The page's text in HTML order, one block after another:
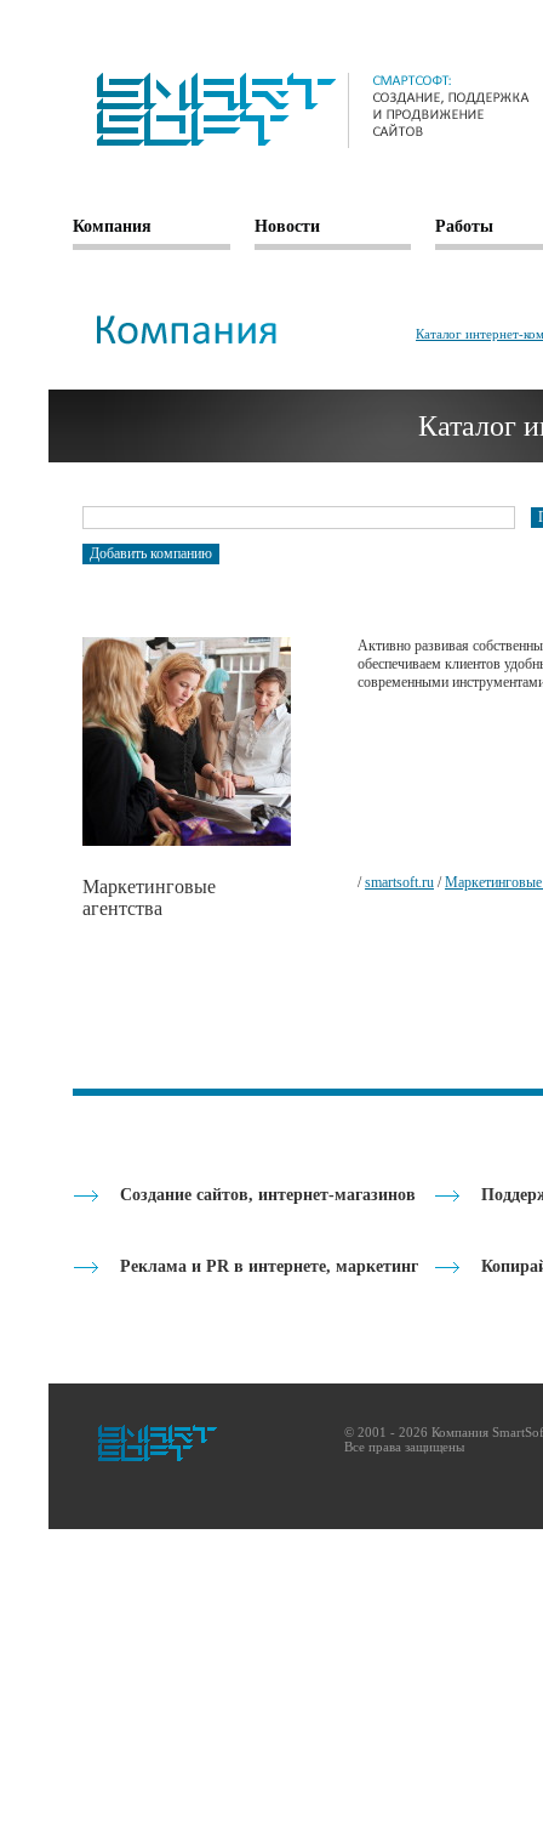
Компания Новости Работы
Каталог интернет-
Каталог
Активно развивая
обеспечиваем клиентов
современными
Маркетинговые
агентства
/smartsoft.ru /Маркетинговые
Создание сайтов, интернет-магазинов
Реклама и PR в интернете, маркетинг
© 2001 - 2026 Компания
Все права защищены